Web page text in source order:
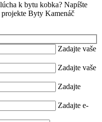
k bytu kobka? Napíšte
Byty Kamenáč
Zadajte vaše
Zadajte vaše
Zadajte
Zadajte e-